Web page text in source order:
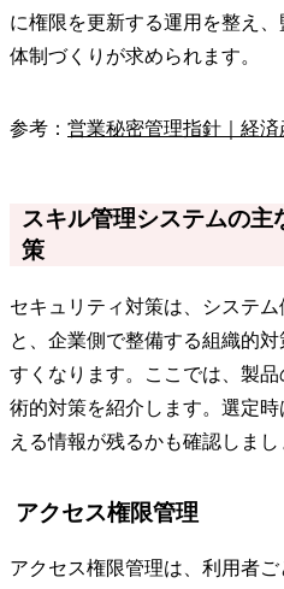
に権限を更新する運用を整え
体制づくりが求められます。
参考： 営業秘密管理指針｜経済
スキル管理システムの
策
セキュリティ対策は、システ
と、企業側で整備する組織的
すくなります。ここでは、製
術的対策を紹介します。選定
える情報が残るかも確認しまし
アクセス権限管理
アクセス権限管理は、利用者